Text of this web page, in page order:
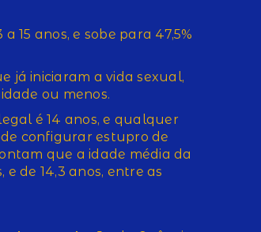
15 anos, e sobe para 47,5%
já iniciaram a vida sexual,
ou menos.
é 14 anos, e qualquer
configurar estupro de
que a idade média da
e de 14,3 anos, entre as